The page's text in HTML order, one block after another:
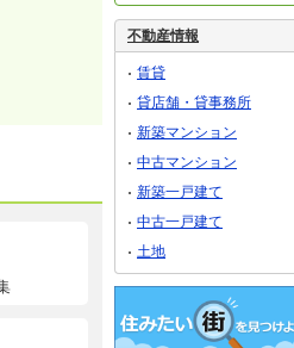
不動産情報
賃貸
貸店舗・貸事務所
新築マンション
中古マンション
新築一戸建て
中古一戸建て
土地